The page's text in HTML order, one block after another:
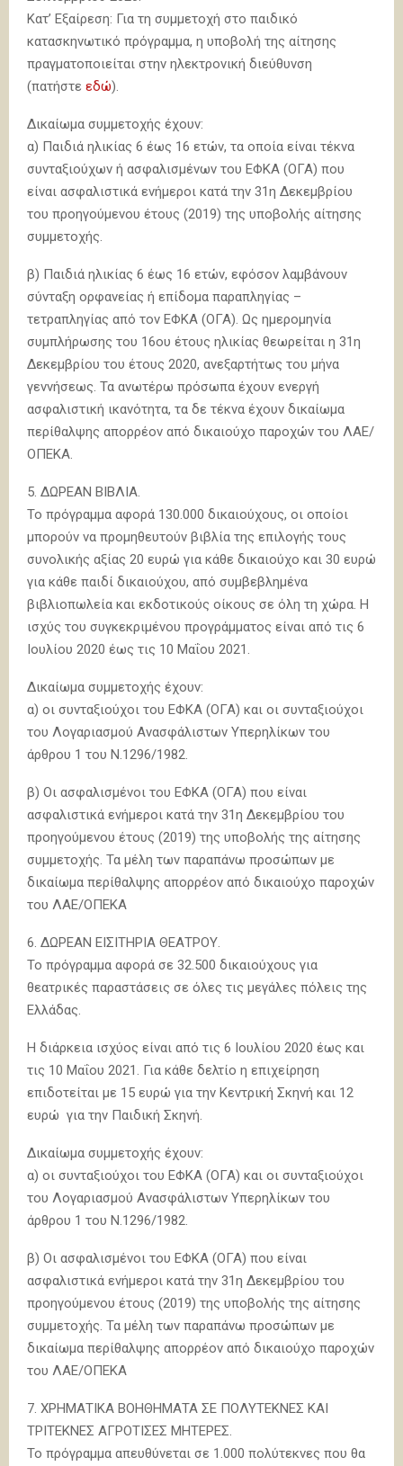
Κατ’ Εξαίρεση: Για τη συμμετοχή στο παιδικό
κατασκηνωτικό πρόγραμμα, η υποβολή της αίτησης
πραγματοποιείται στην ηλεκτρονική διεύθυνση
(πατήστε εδώ).
Δικαίωμα συμμετοχής έχουν:
α) Παιδιά ηλικίας 6 έως 16 ετών, τα οποία είναι τέκνα
συνταξιούχων ή ασφαλισμένων του ΕΦΚΑ (ΟΓΑ) που
είναι ασφαλιστικά ενήμεροι κατά την 31η Δεκεμβρίου
του προηγούμενου έτους (2019) της υποβολής αίτησης
συμμετοχής.
β) Παιδιά ηλικίας 6 έως 16 ετών, εφόσον λαμβάνουν
σύνταξη ορφανείας ή επίδομα παραπληγίας –
τετραπληγίας από τον ΕΦΚΑ (ΟΓΑ). Ως ημερομηνία
συμπλήρωσης του 16ου έτους ηλικίας θεωρείται η 31η
Δεκεμβρίου του έτους 2020, ανεξαρτήτως του μήνα
γεννήσεως. Τα ανωτέρω πρόσωπα έχουν ενεργή
ασφαλιστική ικανότητα, τα δε τέκνα έχουν δικαίωμα
περίθαλψης απορρέον από δικαιούχο παροχών του ΛΑΕ/
ΟΠΕΚΑ.
5. ΔΩΡΕΑΝ ΒΙΒΛΙΑ.
Το πρόγραμμα αφορά 130.000 δικαιούχους, οι οποίοι
μπορούν να προμηθευτούν βιβλία της επιλογής τους
συνολικής αξίας 20 ευρώ για κάθε δικαιούχο και 30 ευρώ
για κάθε παιδί δικαιούχου, από συμβεβλημένα
βιβλιοπωλεία και εκδοτικούς οίκους σε όλη τη χώρα. Η
ισχύς του συγκεκριμένου προγράμματος είναι από τις 6
Ιουλίου 2020 έως τις 10 Μαΐου 2021.
Δικαίωμα συμμετοχής έχουν:
α) οι συνταξιούχοι του ΕΦΚΑ (ΟΓΑ) και οι συνταξιούχοι
του Λογαριασμού Ανασφάλιστων Υπερηλίκων του
άρθρου 1 του Ν.1296/1982.
β) Οι ασφαλισμένοι του ΕΦΚΑ (ΟΓΑ) που είναι
ασφαλιστικά ενήμεροι κατά την 31η Δεκεμβρίου του
προηγούμενου έτους (2019) της υποβολής της αίτησης
συμμετοχής. Τα μέλη των παραπάνω προσώπων με
δικαίωμα περίθαλψης απορρέον από δικαιούχο παροχών
του ΛΑΕ/ΟΠΕΚΑ
6. ΔΩΡΕΑΝ ΕΙΣΙΤΗΡΙΑ ΘΕΑΤΡΟΥ.
Το πρόγραμμα αφορά σε 32.500 δικαιούχους για
θεατρικές παραστάσεις σε όλες τις μεγάλες πόλεις της
Ελλάδας.
Η διάρκεια ισχύος είναι από τις 6 Ιουλίου 2020 έως και
τις 10 Μαΐου 2021. Για κάθε δελτίο η επιχείρηση
επιδοτείται με 15 ευρώ για την Κεντρική Σκηνή και 12
ευρώ για την Παιδική Σκηνή.
Δικαίωμα συμμετοχής έχουν:
α) οι συνταξιούχοι του ΕΦΚΑ (ΟΓΑ) και οι συνταξιούχοι
του Λογαριασμού Ανασφάλιστων Υπερηλίκων του
άρθρου 1 του Ν.1296/1982.
β) Οι ασφαλισμένοι του ΕΦΚΑ (ΟΓΑ) που είναι
ασφαλιστικά ενήμεροι κατά την 31η Δεκεμβρίου του
προηγούμενου έτους (2019) της υποβολής της αίτησης
συμμετοχής. Τα μέλη των παραπάνω προσώπων με
δικαίωμα περίθαλψης απορρέον από δικαιούχο παροχών
του ΛΑΕ/ΟΠΕΚΑ
7. ΧΡΗΜΑΤΙΚΑ ΒΟΗΘΗΜΑΤΑ ΣΕ ΠΟΛΥΤΕΚΝΕΣ ΚΑΙ
ΤΡΙΤΕΚΝΕΣ ΑΓΡΟΤΙΣΕΣ ΜΗΤΕΡΕΣ.
Το πρόγραμμα απευθύνεται σε 1.000 πολύτεκνες που θα